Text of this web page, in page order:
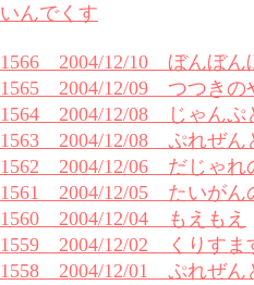
いんでくす
1566 2004/12/10 ぼんぼん
1565 2004/12/09 つつきの
1564 2004/12/08 じゃんぷ
1563 2004/12/08 ぷれぜん
1562 2004/12/06 だじゃれ
1561 2004/12/05 たいがん
1560 2004/12/04 もえもえ
1559 2004/12/02 くりすま
1558 2004/12/01 ぷれぜん